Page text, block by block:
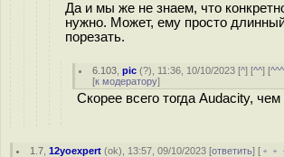
Да и мы же не знаем, что
нужно. Может, ему просто
порезать.
6.103 ,pic (?), 11:36, 10/10/2023 [^] [^^] [^^^
[к модератору]
Скорее всего тогда Audacity, чем
1.7 ,12yoexpert (ok), 13:57, 09/10/2023 [ответить] [